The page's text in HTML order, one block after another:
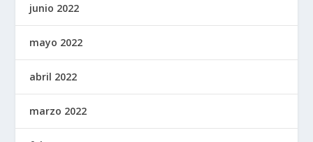
junio 2022
mayo 2022
abril 2022
marzo 2022